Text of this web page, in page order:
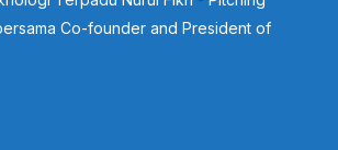
Co-founder and President of